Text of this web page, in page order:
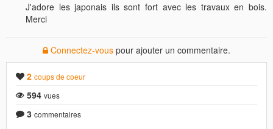
J'adore les japonais ils sont fort avec les travaux en bois.
Merci
Connectez-vous pour ajouter un commentaire.
2 coups de coeur
594 vues
3 commentaires